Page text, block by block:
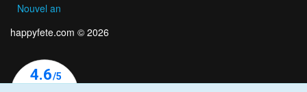
Nouvel an
happyfete.com © 2026